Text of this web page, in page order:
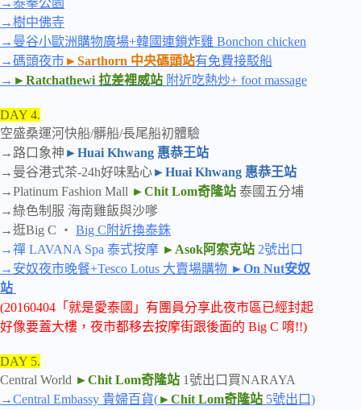
→樹中佛寺
→曼谷小歐洲購物廣場+韓國連鎖炸雞 Bonchon chicken
→碼頭夜市►Sarthorn 中央碼頭站有免費接駁船
→ ►Ratchathewi 拉差裡威站 附近吃熱炒+ foot massage
DAY 4.
空盛桑運河快船/髒船/長尾船初體驗
→路口象神 ►Huai Khwang 惠恭王站
→曼谷港式茶-24h好味點心►Huai Khwang 惠恭王站
→Platinum Fashion Mall ►Chit Lom奇隆站 泰國五分埔
→綠色制服 海南雞飯與沙嗲
→逛Big C ‧ Big C附近換泰銖
→禪 LAVANA Spa 泰式按摩 ►Asok阿索克站 2號出口
→安奴夜市晚餐+Tesco Lotus 大賣場購物 ►On Nut安奴
站
(20160404「就是愛泰國」有團員分享此夜市區已經封起
好像要蓋大樓，夜市都移去按摩街跟後面的 Big C 唷!!)
DAY 5.
Central World ►Chit Lom奇隆站 1號出口買NARAYA
→Central Embassy 貴婦百貨(►Chit Lom奇隆站 5號出口)